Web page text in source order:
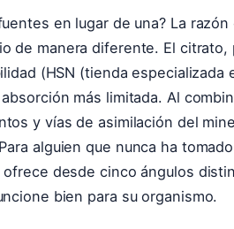
en lugar de una? La
de manera diferente. El
(HSN (tienda
más limitada. Al
y vías de asimilación del
Para alguien que nunca ha
desde cinco ángulos
bien para su organismo.